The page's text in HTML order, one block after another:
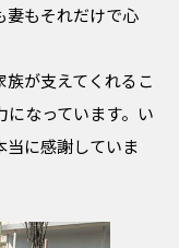
妻もそれだけで心
が支えてくれるこ
になっています。い
当に感謝していま